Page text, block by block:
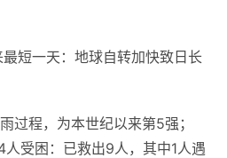
短一天​​：​​地球自转加快致日长
过程，为本世纪以来第5强；
受困：已救出9人，其中1人遇